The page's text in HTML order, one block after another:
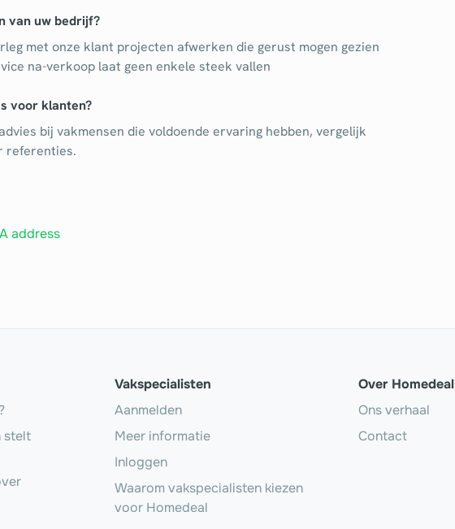
van uw bedrijf?
met onze klant projecten afwerken die gerust mogen gezien
na-verkoop laat geen enkele steek vallen
voor klanten?
bij vakmensen die voldoende ervaring hebben, vergelijk
referenties.
stelt
Vakspecialisten
Aanmelden
Meer informatie
Inloggen
Waarom vakspecialisten kiezen
voor Homedeal
Over Homedeal
Ons verhaal
Contact